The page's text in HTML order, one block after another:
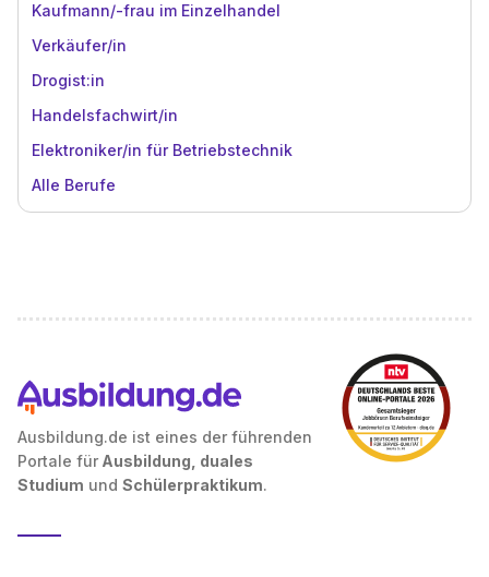
Kaufmann/-frau im Einzelhandel
Verkäufer/in
Drogist:in
Handelsfachwirt/in
Elektroniker/in für Betriebstechnik
Alle Berufe
Ausbildung.de ist eines der führenden
Portale für Ausbildung, duales
Studium und Schülerpraktikum.